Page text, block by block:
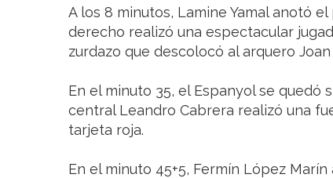
A los 8 minutos, Lamine Yamal anotó
derecho realizó una espectacular
zurdazo que descolocó al arquero Joan
En el minuto 35, el Espanyol se quedó
central Leandro Cabrera realizó una
tarjeta roja.
En el minuto 45+5, Fermín López